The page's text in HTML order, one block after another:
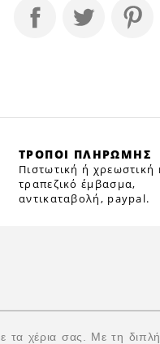
ΤΡΟΠΟΙ ΠΛΗΡΩΜΗΣ
Πιστωτική ή χρεωστική
τραπεζικό έμβασμα,
αντικαταβολή, paypal.
τα χέρια σας. Με τη